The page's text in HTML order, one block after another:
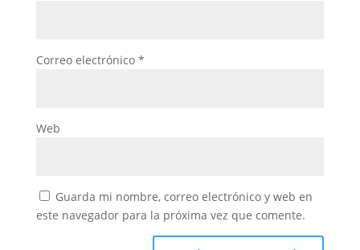
Correo electrónico *
Web
Guarda mi nombre, correo electrónico y web en
este navegador para la próxima vez que comente.